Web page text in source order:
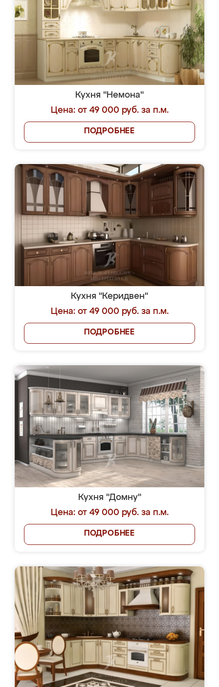
Кухня "Немона"
Цена: от 49 000 руб. за п.м.
ПОДРОБНЕЕ
Кухня "Керидвен"
Цена: от 49 000 руб. за п.м.
ПОДРОБНЕЕ
Кухня "Домну"
Цена: от 49 000 руб. за п.м.
ПОДРОБНЕЕ